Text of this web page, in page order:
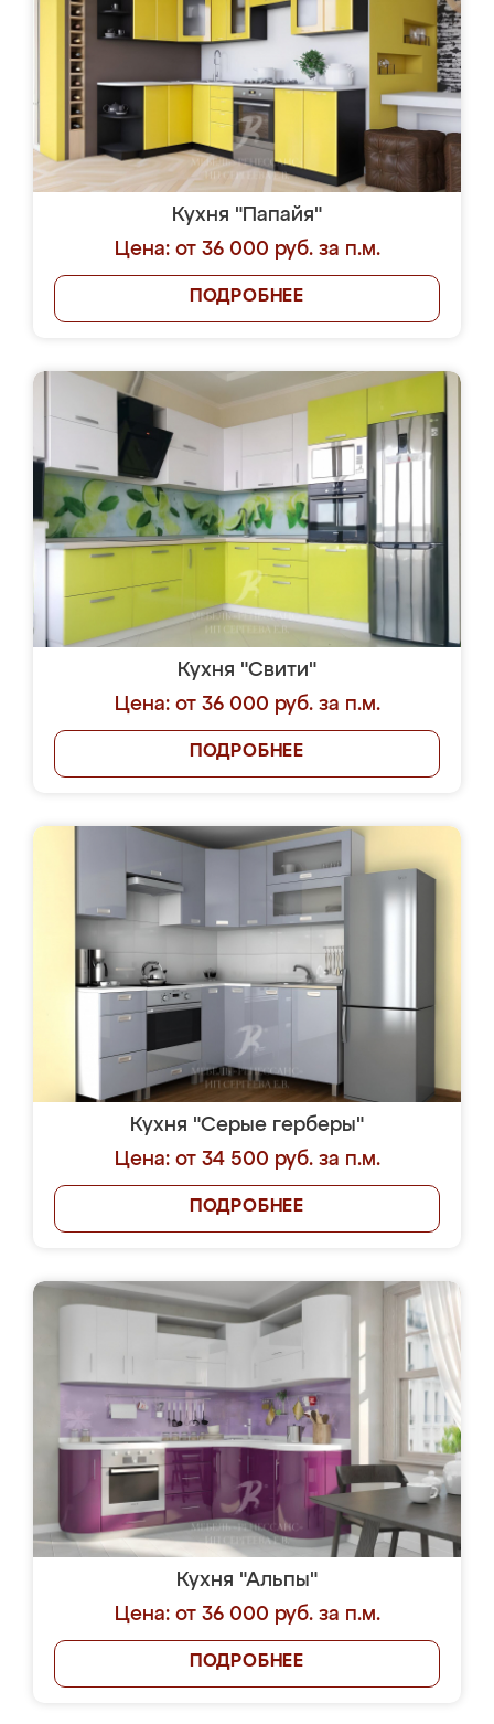
Кухня "Папайя"
Цена: от 36 000 руб. за п.м.
ПОДРОБНЕЕ
Кухня "Свити"
Цена: от 36 000 руб. за п.м.
ПОДРОБНЕЕ
Кухня "Серые герберы"
Цена: от 34 500 руб. за п.м.
ПОДРОБНЕЕ
Кухня "Альпы"
Цена: от 36 000 руб. за п.м.
ПОДРОБНЕЕ